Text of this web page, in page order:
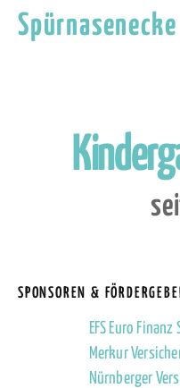
Spürnasenecke
Kinderg
sei
SPONSOREN &
EFS Euro
Merkur
Nürnberger